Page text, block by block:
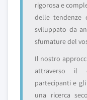
rigorosa e
delle tendenze
sviluppato da
sfumature del
Il nostro
attraverso il
partecipanti e
una ricerca